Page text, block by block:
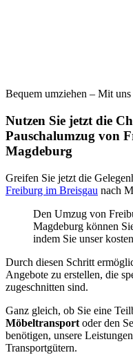
Bequem umziehen – Mit uns
Nutzen Sie jetzt die
Pauschalumzug von
Magdeburg
Greifen Sie jetzt die
Freiburg im Breisgau nach
Den Umzug von
Magdeburg können
indem Sie unser
Durch diesen Schritt
Angebote zu erstellen, die
zugeschnitten sind.
Ganz gleich, ob Sie eine
Möbeltransport oder den
benötigen, unsere
Transportgütern.